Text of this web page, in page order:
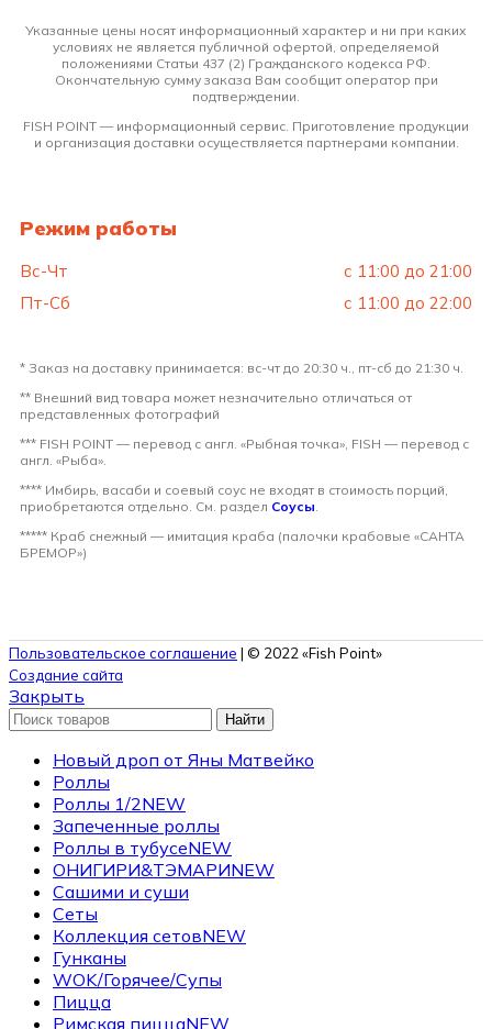
Указанные цены носят информационный характер и ни при каких
условиях не является публичной офертой, определяемой
положениями Статьи 437 (2) Гражданского кодекса РФ.
Окончательную сумму заказа Вам сообщит оператор при
подтверждении.
FISH POINT — информационный сервис. Приготовление продукции
и организация доставки осуществляется партнерами компании.
Режим работы
Вс-Чт
с 11:00 до 21:00
Пт-Сб
с 11:00 до 22:00
* Заказ на доставку принимается: вс-чт до 20:30 ч., пт-сб до 21:30 ч.
** Внешний вид товара может незначительно отличаться от
представленных фотографий
*** FISH POINT — перевод с англ. «Рыбная точка», FISH — перевод с
англ. «Рыба».
**** Имбирь, васаби и соевый соус не входят в стоимость порций,
приобретаются отдельно. См. раздел Соусы
***** Краб снежный — имитация краба (палочки крабовые «САНТА
БРЕМОР»)
Пользовательское соглашение | © 2022 «Fish Point»
Создание сайта
Закрыть
Найти
Новый дроп от Яны Матвейко
Роллы
Роллы 1/2NEW
Запеченные роллы
Роллы в тубусеNEW
ОНИГИРИ&ТЭМАРИNEW
Сашими и суши
Сеты
Коллекция сетовNEW
Гунканы
WOK/Горячее/Супы
Пицца
Римская пиццаNEW